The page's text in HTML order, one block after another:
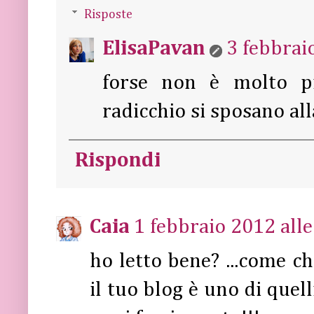
Risposte
ElisaPavan
3
forse non è molto
radicchio si sposano
Rispondi
Caia 1 febbraio 2012
ho letto bene? ...come
il tuo blog è uno di